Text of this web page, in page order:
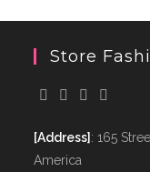
Store
[Address] : 165
America